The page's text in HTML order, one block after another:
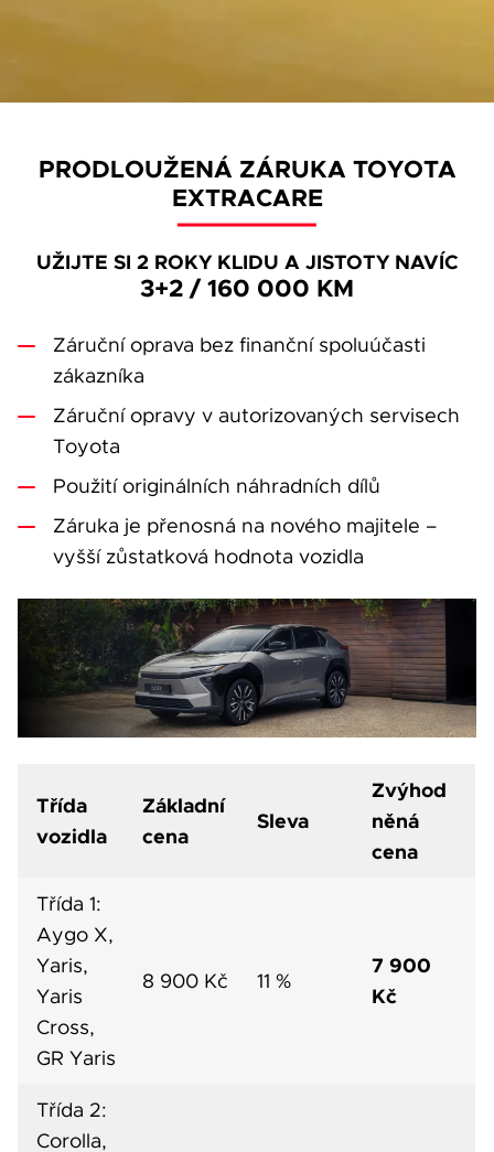
PRODLOUŽENÁ ZÁRUKA TOYOTA
EXTRACARE
UŽIJTE SI 2 ROKY KLIDU A JISTOTY NAVÍC
3+2 / 160 000 KM
Záruční oprava bez finanční spoluúčasti
zákazníka
Záruční opravy v autorizovaných servisech
Toyota
Použití originálních náhradních dílů
Záruka je přenosná na nového majitele –
vyšší zůstatková hodnota vozidla
Třída
vozidla
Základní
cena
Sleva
Zvýhod
něná
cena
Třída 1:
Aygo X,
Yaris,
Yaris
Cross,
GR Yaris
8 900 Kč 11 %
7 900
Kč
Třída 2:
Corolla,